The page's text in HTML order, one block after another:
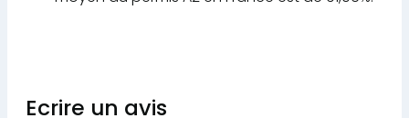
Ecrire un avis